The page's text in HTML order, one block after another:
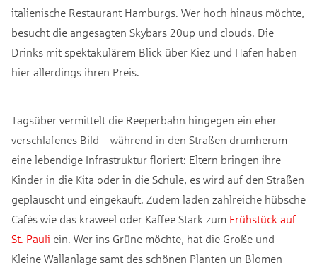
italienische Restaurant Hamburgs. Wer hoch hinaus möchte,
besucht die angesagten Skybars 20up und clouds. Die
Drinks mit spektakulärem Blick über Kiez und Hafen haben
hier allerdings ihren Preis.
Tagsüber vermittelt die Reeperbahn hingegen ein eher
verschlafenes Bild – während in den Straßen drumherum
eine lebendige Infrastruktur floriert: Eltern bringen ihre
Kinder in die Kita oder in die Schule, es wird auf den Straßen
geplauscht und eingekauft. Zudem laden zahlreiche hübsche
Cafés wie das kraweel oder Kaffee Stark zum Frühstück auf
St. Pauli ein. Wer ins Grüne möchte, hat die Große und
Kleine Wallanlage samt des schönen Planten un Blomen